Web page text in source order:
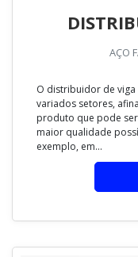
AÇO
O distribuidor de
variados setores,
produto que pode
maior qualidade
exemplo, em...